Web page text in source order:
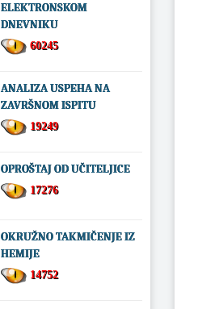
ELEKTRONSKOM
DNEVNIKU
60245
ANALIZA USPEHA NA
ZAVRŠNOM ISPITU
19249
OPROŠTAJ OD UČITELJICE
17276
OKRUŽNO TAKMIČENJE IZ
HEMIJE
14752